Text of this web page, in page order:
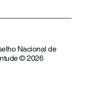
Nacional de
© 2026